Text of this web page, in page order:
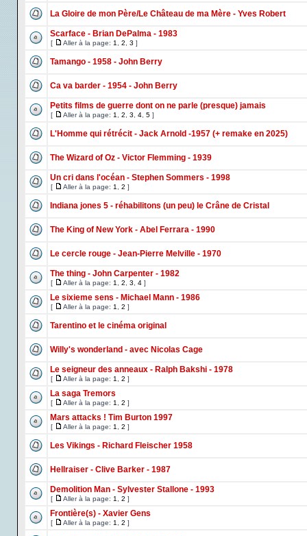
La Gloire de mon Père/Le Château de ma Mère - Yves Robert
Scarface - Brian DePalma - 1983
[ Aller à la page: 1 2 3 ]
Tamango - 1958 - John Berry
Ca va barder - 1954 - John Berry
Petits films de guerre dont on ne parle (presque) jamais
[ Aller à la page: 1 2 3 4 5 ]
L'Homme qui rétrécit - Jack Arnold -1957 (+ remake en 2025)
The Wizard of Oz - Victor Flemming - 1939
Un cri dans l'océan - Stephen Sommers - 1998
[ Aller à la page: 1 2 ]
Indiana jones 5 - réhabilitons (un peu) le Crâne de Cristal
The King of New York - Abel Ferrara - 1990
Le cercle rouge - Jean-Pierre Melville - 1970
The thing - John Carpenter - 1982
[ Aller à la page: 1 2 3 4 ]
Le sixieme sens - Michael Mann - 1986
[ Aller à la page: 1 2 ]
Tarentino et le cinéma original
Willy's wonderland - avec Nicolas Cage
Le seigneur des anneaux - Ralph Bakshi - 1978
[ Aller à la page: 1 2 ]
La saga Tremors
[ Aller à la page: 1 2 ]
Mars attacks ! Tim Burton 1997
[ Aller à la page: 1 2 ]
Les Vikings - Richard Fleischer 1958
Hellraiser - Clive Barker - 1987
Demolition Man - Sylvester Stallone - 1993
[ Aller à la page: 1 2 ]
Frontière(s) - Xavier Gens
[ Aller à la page: 1 2 ]